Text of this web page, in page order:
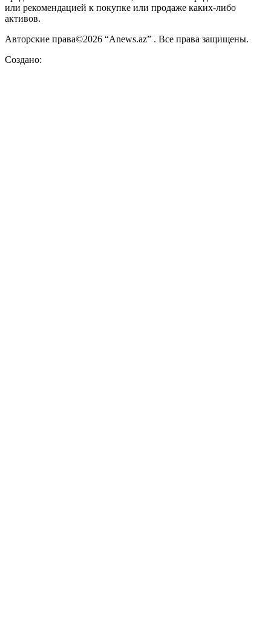
или рекомендацией к покупке или продаже каких-либо
активов.
Авторские права©2026 “Anews.az” . Все права защищены.
Создано: